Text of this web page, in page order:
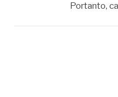
Portanto,